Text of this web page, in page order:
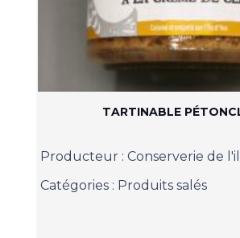
TARTINABLE
Producteur : Conserverie de
Catégories : Produits salés